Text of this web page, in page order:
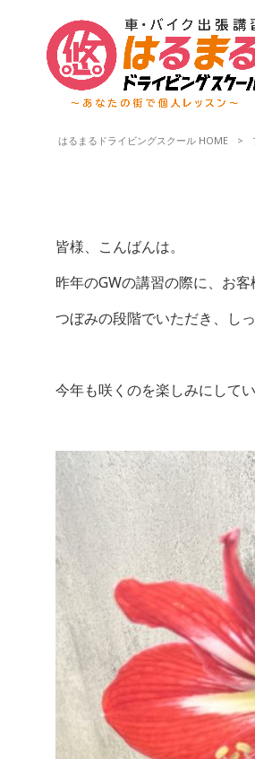
はるまるドライビングスクール HOME >
皆様、こんばんは。
昨年のGWの講習の際に、お
つぼみの段階でいただき、し
今年も咲くのを楽しみにして